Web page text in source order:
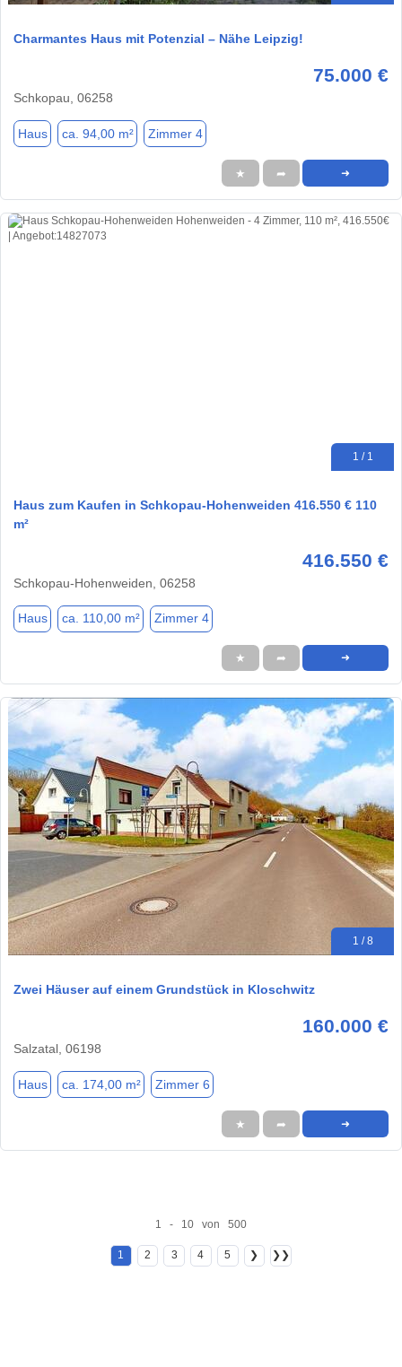
Charmantes Haus mit Potenzial – Nähe Leipzig!
75.000 €
Schkopau, 06258
Haus ca. 94,00 m² Zimmer 4
★ ➦ ➜
1 / 1
Haus zum Kaufen in Schkopau-Hohenweiden 416.550 € 110
m²
416.550 €
Schkopau-Hohenweiden, 06258
Haus ca. 110,00 m² Zimmer 4
★ ➦ ➜
1 / 8
Zwei Häuser auf einem Grundstück in Kloschwitz
160.000 €
Salzatal, 06198
Haus ca. 174,00 m² Zimmer 6
★ ➦ ➜
1 - 10 von 500
1 2 3 4 5 ❯ ❯❯